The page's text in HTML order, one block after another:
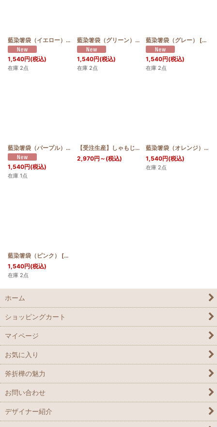
藍染箸袋（イエロー）
[お届け予定:7日〜14日]
1,540円(税込)
在庫 2点
藍染箸袋（グリーン）
[お届け予定:7日〜14日
1,540円(税込)
在庫 2点
藍染箸袋（グレー） [お届
1,540円(税込)
在庫 2点
藍染箸袋（パープル）
[お届け予定:7日〜14日]
1,540円(税込)
在庫 1点
【受注生産】しゃもじ斜め [お届け予定:7日〜21日
2,970円 ～ (税込)
藍染箸袋（オレンジ）
[お
1,540円(税込)
在庫 2点
藍染箸袋（ピンク） [お届け予定:7日〜14日
1,540円(税込)
在庫 2点
ホーム
ショッピングカート
マイページ
お気に入り
斧折樺の魅力
お問い合わせ
デザイナー紹介